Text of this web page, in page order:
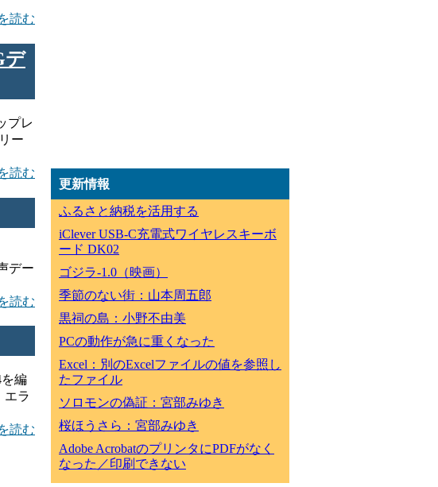
読む
デ
プレ
ー
読む
デー
読む
編
エラ
読む
更新情報
ふるさと納税を活用する
iClever USB-C充電式ワイヤレスキーボ
ード DK02
ゴジラ-1.0（映画）
季節のない街：山本周五郎
黒祠の島：小野不由美
PCの動作が急に重くなった
Excel：別のExcelファイルの値を参照し
たファイル
ソロモンの偽証：宮部みゆき
桜ほうさら：宮部みゆき
Adobe AcrobatのプリンタにPDFがなく
なった／印刷できない